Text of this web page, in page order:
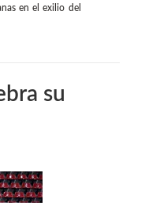
en el exilio del
su